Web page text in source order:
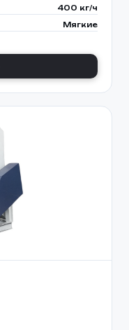
400 кг/ч
Мягкие